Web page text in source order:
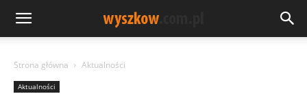
Strona główna Aktualności
Aktualności